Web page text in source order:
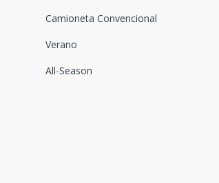
Camioneta Convencional
Verano
All-Season